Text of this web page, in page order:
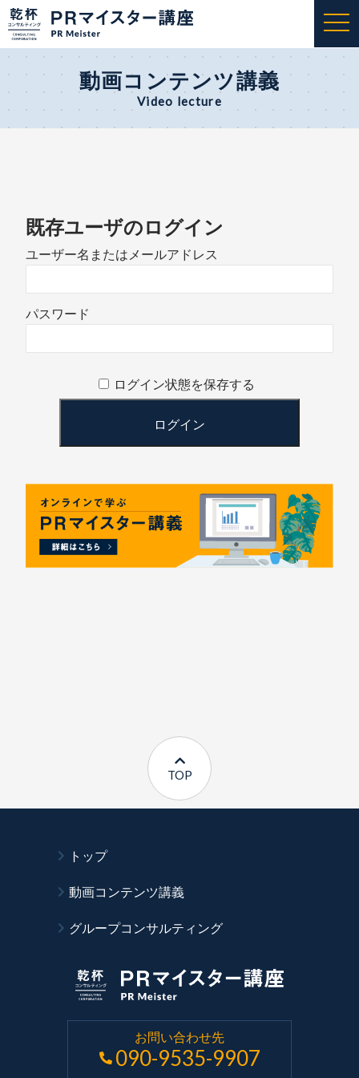
動画コンテンツ講義
Video lecture
既存ユーザのログイン
ユーザー名またはメールアドレス
パスワード
ログイン状態を保存する
TOP
トップ
動画コンテンツ講義
グループコンサルティング
お問い合わせ先
090-9535-9907